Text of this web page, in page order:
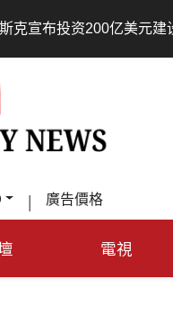
美元建设AI芯片制造基地
| 廣告價格
電視